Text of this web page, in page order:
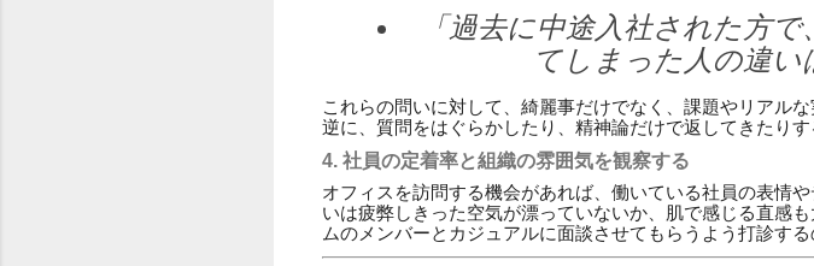
「過去に中途入社された方
てしまった人の違い
これらの問いに対して、綺麗事だけでなく、課題やリアル
逆に、質問をはぐらかしたり、精神論だけで返してきたりす
4. 社員の定着率と組織の雰囲気を観察する
オフィスを訪問する機会があれば、働いている社員の表情
いは疲弊しきった空気が漂っていないか、肌で感じる直感
ムのメンバーとカジュアルに面談させてもらうよう打診する